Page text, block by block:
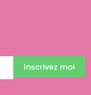
Inscrivez moi